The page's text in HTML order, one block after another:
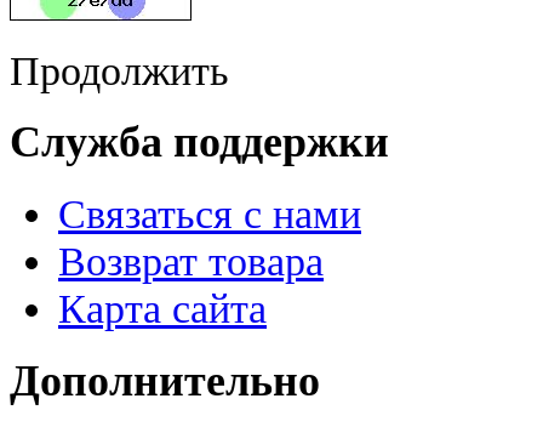
Продолжить
Служба поддержки
Связаться с нами
Возврат товара
Карта сайта
Дополнительно